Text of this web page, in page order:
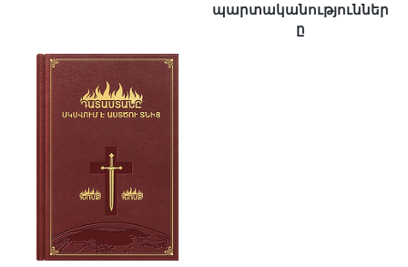
պարտականություններ
ը